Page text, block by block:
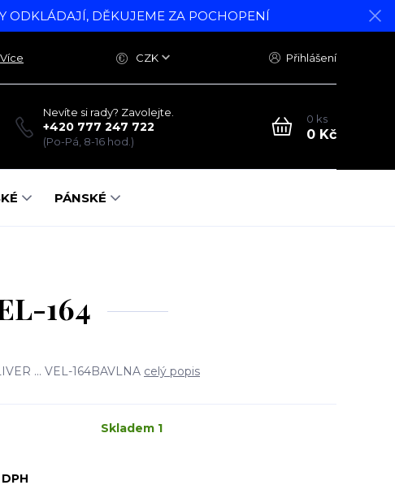
ODKLÁDAJÍ, DĚKUJEME ZA POCHOPENÍ
Více CZK Přihlášení
Nevíte si rady? Zavolejte.
+420 777 247 722
(Po-Pá, 8-16 hod.)
0 ks
0 Kč
PÁNSKÉ
164
... VEL-164BAVLNA celý popis
Skladem 1